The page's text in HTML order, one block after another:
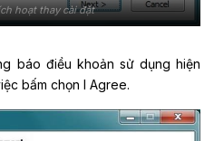
hoạt thay cài đặt
báo điều khoản sử dụng hiện
bấm chọn I Agree.